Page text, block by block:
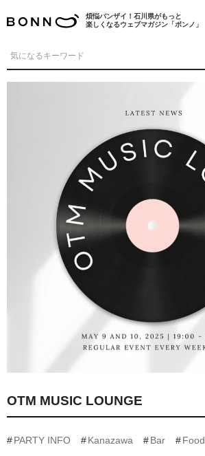
煩悩バンザイ！石川県がもっと
楽しくなるウェブマガジン「ボンノ」
OTM MUSIC LOUNGE
PARTY INFO Kanazawa Bar Food